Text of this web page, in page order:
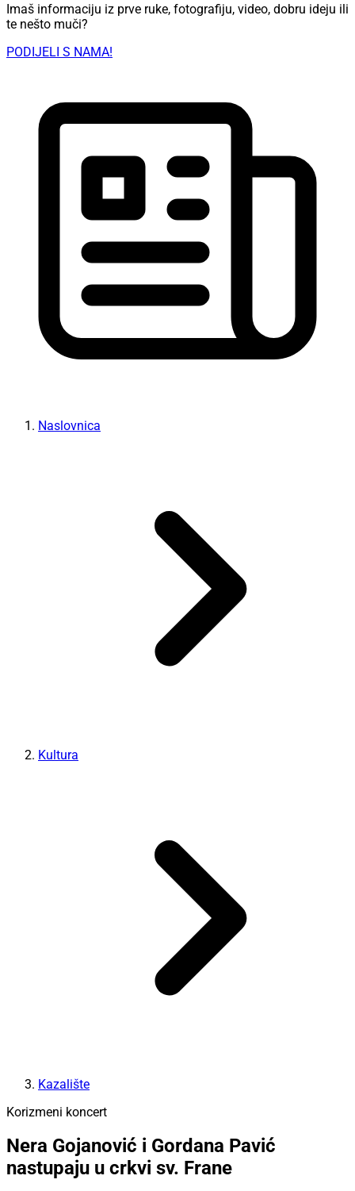
Imaš informaciju iz prve ruke, fotografiju, video, dobru ideju ili
te nešto muči?
PODIJELI S NAMA!
Naslovnica
Kultura
Kazalište
Korizmeni koncert
Nera Gojanović i Gordana Pavić
nastupaju u crkvi sv. Frane